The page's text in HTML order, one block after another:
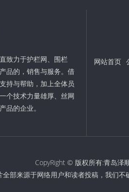
致力于护栏网、围栏
品的，销售与服务。借
持与帮助，加上全体员
个技术力量雄厚、丝网
品的企业。
网站首页
CopyRight © 版权所有:青岛泽
部来源于网络用户和读者投稿，我们